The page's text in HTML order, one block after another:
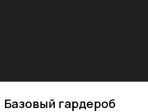
Базовый гардероб